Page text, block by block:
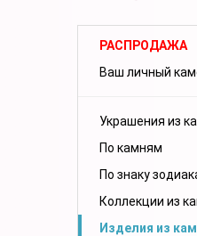
РАСПРОДАЖА
Ваш личный
Украшения из
По камням
По знаку
Коллекции из
Изделия из